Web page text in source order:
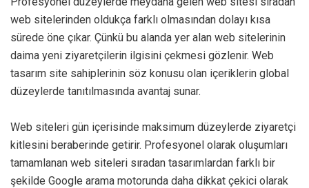
web sitelerinden oldukça farklı olmasından dolayı kısa
sürede öne çıkar. Çünkü bu alanda yer alan web sitelerinin
daima yeni ziyaretçilerin ilgisini çekmesi gözlenir. Web
tasarım site sahiplerinin söz konusu olan içeriklerin global
düzeylerde tanıtılmasında avantaj sunar.
Web siteleri gün içerisinde maksimum düzeylerde ziyaretçi
kitlesini beraberinde getirir. Profesyonel olarak oluşumları
tamamlanan web siteleri sıradan tasarımlardan farklı bir
şekilde Google arama motorunda daha dikkat çekici olarak